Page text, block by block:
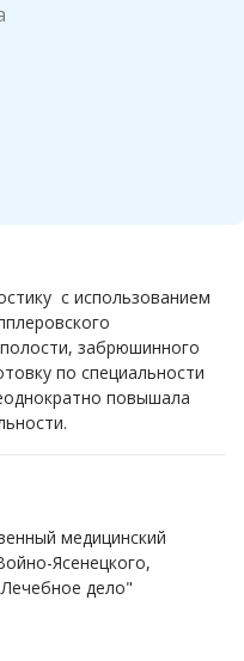
с использованием
забрюшинного
по специальности
повышала
медицинский
Ясенецкого,
дело"